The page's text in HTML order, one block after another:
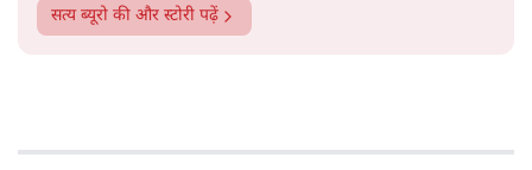
सत्य ब्यूरो की और स्टोरी पढ़ें